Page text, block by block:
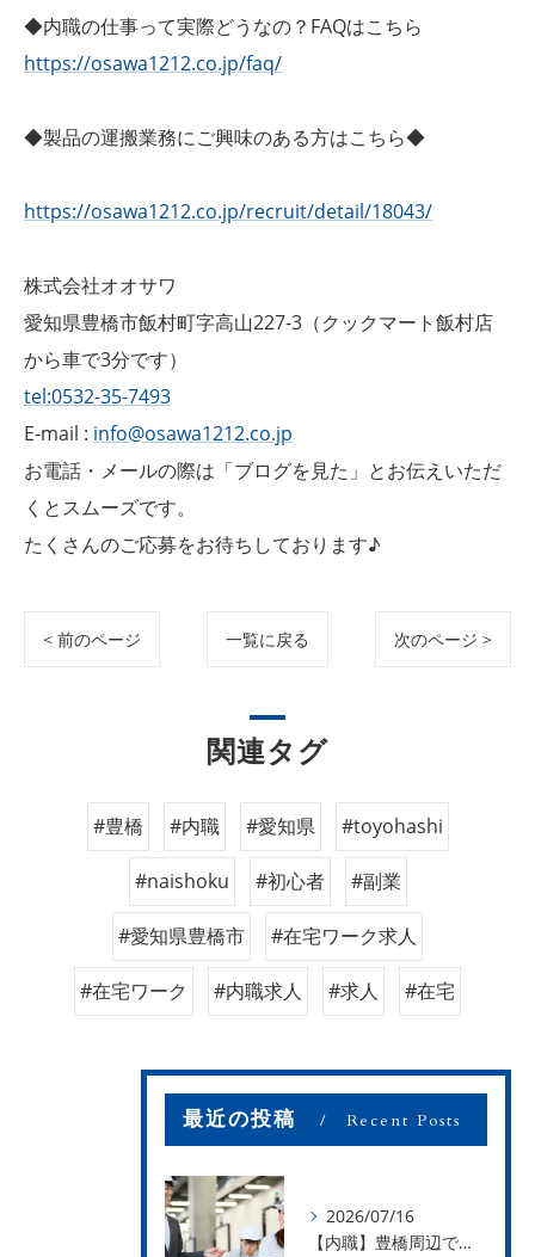
◆内職の仕事って実際どうなの？FAQはこちら
https://osawa1212.co.jp/faq/
◆製品の運搬業務にご興味のある方はこちら◆
https://osawa1212.co.jp/recruit/detail/18043/
株式会社オオサワ
愛知県豊橋市飯村町字高山227-3（クックマート飯村店
から車で3分です）
tel:0532-35-7493
E-mail : info@osawa1212.co.jp
お電話・メールの際は「ブログを見た」とお伝えいただ
くとスムーズです。
たくさんのご応募をお待ちしております♪
< 前のページ 一覧に戻る 次のページ >
関連タグ
#豊橋 #内職 #愛知県 #toyohashi
#naishoku #初心者 #副業
#愛知県豊橋市 #在宅ワーク求人
#在宅ワーク #内職求人 #求人 #在宅
最近の投稿 Recent Posts
2026/07/16
【内職】豊橋周辺で内職のお仕事を探している方募集中！【お仕事の内容】